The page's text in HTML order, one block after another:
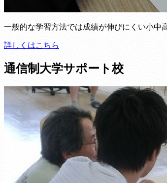
一般的な学習方法では成績が伸びにくい小中
詳しくはこちら
通信制大学サポート校